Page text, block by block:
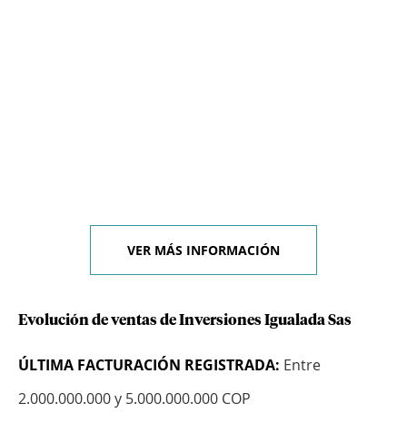
VER MÁS INFORMACIÓN
Evolución de ventas de Inversiones Igualada Sas
ÚLTIMA FACTURACIÓN REGISTRADA: Entre
2.000.000.000 y 5.000.000.000 COP